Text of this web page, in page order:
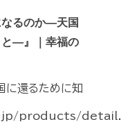
なるのか―天国
と―』｜幸福の
に還るために知
products/